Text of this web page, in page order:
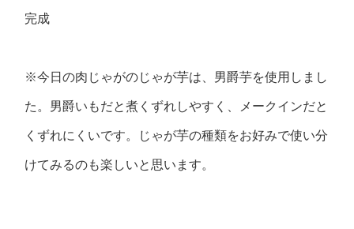
完成
※今日の肉じゃがのじゃが芋は、男爵芋を使用しまし
た。男爵いもだと煮くずれしやすく、メークインだと
くずれにくいです。じゃが芋の種類をお好みで使い分
けてみるのも楽しいと思います。